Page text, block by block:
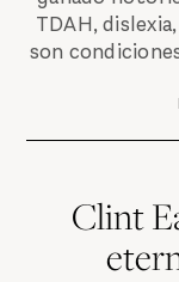
TDAH,
son
Clint